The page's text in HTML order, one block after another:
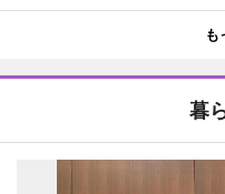
も
暮